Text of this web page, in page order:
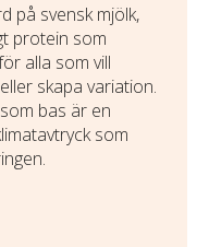
på svensk mjölk,
protein som
alla som vill
skapa variation.
bas är en
som